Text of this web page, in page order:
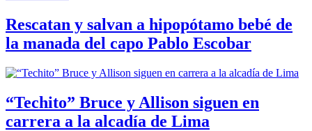
Rescatan y salvan a hipopótamo bebé de
la manada del capo Pablo Escobar
“Techito” Bruce y Allison siguen en
carrera a la alcadía de Lima